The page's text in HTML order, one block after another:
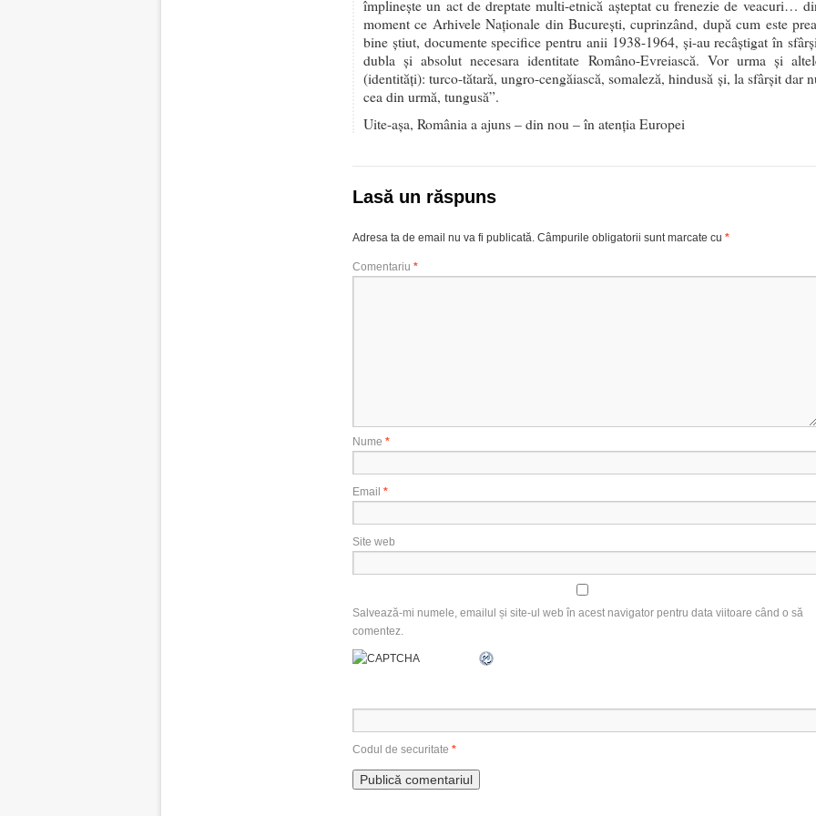
împlineşte un act de dreptate multi-etnică aşteptat cu frenezie de veacuri…
moment ce Arhivele Naţionale din Bucureşti, cuprinzând, după cum este
bine ştiut, documente specifice pentru anii 1938-1964, şi-au recâştigat în
dubla şi absolut necesara identitate Româno-Evreiască. Vor urma şi
(identităţi): turco-tătară, ungro-cengăiască, somaleză, hindusă şi, la sfârşit dar
cea din urmă, tungusă”.
Uite-aşa, România a ajuns – din nou – în atenţia Europei
Lasă un răspuns
Adresa ta de email nu va fi publicată. Câmpurile obligatorii sunt marcate cu *
Comentariu *
Nume *
Email *
Site web
Salvează-mi numele, emailul și site-ul web în acest navigator pentru data viitoare când o să
comentez.
Codul de securitate *